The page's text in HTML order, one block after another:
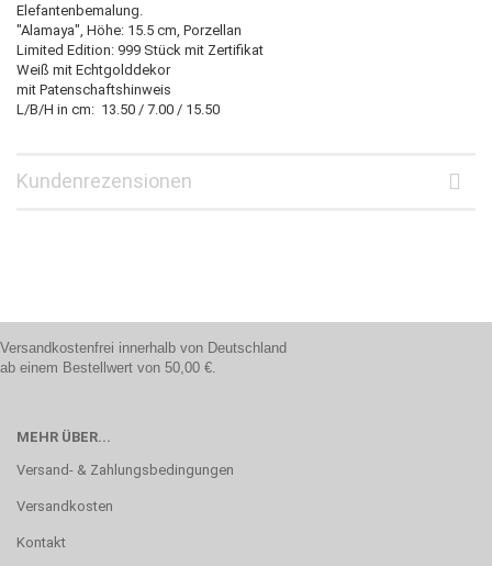
Elefantenbemalung.
"Alamaya", Höhe: 15.5 cm, Porzellan
Limited Edition: 999 Stück mit Zertifikat
Weiß mit Echtgolddekor
mit Patenschaftshinweis
L/B/H in cm: 13.50 / 7.00 / 15.50
Kundenrezensionen
Versandkostenfrei innerhalb von Deutschland
ab einem Bestellwert von 50,00 €.
MEHR ÜBER...
Versand- & Zahlungsbedingungen
Versandkosten
Kontakt